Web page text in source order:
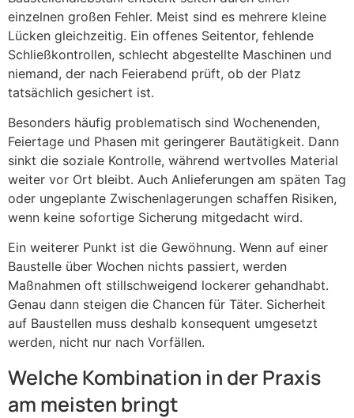
einzelnen großen Fehler. Meist sind es mehrere kleine
Lücken gleichzeitig. Ein offenes Seitentor, fehlende
Schließkontrollen, schlecht abgestellte Maschinen und
niemand, der nach Feierabend prüft, ob der Platz
tatsächlich gesichert ist.
Besonders häufig problematisch sind Wochenenden,
Feiertage und Phasen mit geringerer Bautätigkeit. Dann
sinkt die soziale Kontrolle, während wertvolles Material
weiter vor Ort bleibt. Auch Anlieferungen am späten Tag
oder ungeplante Zwischenlagerungen schaffen Risiken,
wenn keine sofortige Sicherung mitgedacht wird.
Ein weiterer Punkt ist die Gewöhnung. Wenn auf einer
Baustelle über Wochen nichts passiert, werden
Maßnahmen oft stillschweigend lockerer gehandhabt.
Genau dann steigen die Chancen für Täter. Sicherheit
auf Baustellen muss deshalb konsequent umgesetzt
werden, nicht nur nach Vorfällen.
Welche Kombination in der Praxis
am meisten bringt